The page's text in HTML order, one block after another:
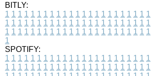
BITLY:
1 1 1 1 1 1 1 1 1 1 1 1 1 1 1 1 1 1 1 1 1 1 1
1 1 1 1 1 1 1 1 1 1 1 1 1 1 1 1 1 1 1 1 1 1 1
1 1 1 1 1 1 1 1 1 1 1 1 1 1 1 1 1 1 1 1 1 1 1
1
SPOTIFY:
1 1 1 1 1 1 1 1 1 1 1 1 1 1 1 1 1 1 1 1 1 1 1
1 1 1 1 1 1 1 1 1 1 1 1 1 1 1 1 1 1 1 1 1 1 1